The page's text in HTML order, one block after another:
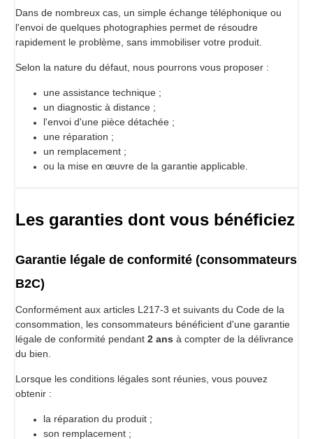
Mettez la cartouche de gaz et percutez.
Secouez bien et laissez dans un bain marie à 65ºC.
Dans de nombreux cas, un simple échange téléphonique ou
l'envoi de quelques photographies permet de résoudre
rapidement le problème, sans immobiliser votre produit.
Selon la nature du défaut, nous pourrons vous proposer :
une assistance technique ;
un diagnostic à distance ;
l'envoi d'une pièce détachée ;
une réparation ;
un remplacement ;
ou la mise en œuvre de la garantie applicable.
Les garanties dont vous bénéficiez
Garantie légale de conformité (consommateurs
B2C)
Conformément aux articles L217-3 et suivants du Code de la
consommation, les consommateurs bénéficient d'une garantie
légale de conformité pendant 2 ans à compter de la délivrance
du bien.
Lorsque les conditions légales sont réunies, vous pouvez
obtenir :
la réparation du produit ;
son remplacement ;